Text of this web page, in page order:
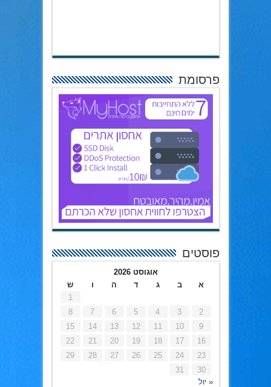
פרסומת
פוסטים
אוגוסט 2026
א
ב ג ד ה ו
ש
1
2
3
4
5
6
7
8
9
10
11
12
13
14
15
16
17
18
19
20
21
22
23
24
25
26
27
28
29
30
31
« יול